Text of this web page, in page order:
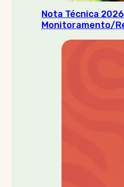
Nota Técnica 2026
Monitoramento/